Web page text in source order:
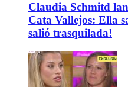
Claudia Schmitd
Cata Vallejos: Ella
salió trasquilada!